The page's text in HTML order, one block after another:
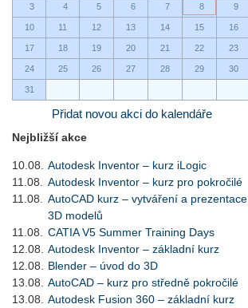
3 4 5 6 7 8 9
10 11 12 13 14 15 16
17 18 19 20 21 22 23
24 25 26 27 28 29 30
31
Přidat novou akci do kalendáře
Nejbližší akce
10.08.
Autodesk Inventor – kurz iLogic
11.08.
Autodesk Inventor – kurz pro pokročilé
11.08.
AutoCAD kurz – vytváření a prezentace
3D modelů
11.08.
CATIA V5 Summer Training Days
12.08.
Autodesk Inventor – základní kurz
12.08.
Blender – úvod do 3D
13.08.
AutoCAD – kurz pro středně pokročilé
13.08.
Autodesk Fusion 360 – základní kurz